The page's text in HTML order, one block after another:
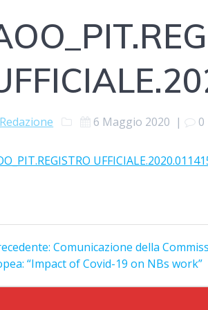
Redazione 6 Maggio 2020 | 0
Articolo
precedente:
Comunicazione della
“Impact of Covid-19 on NBs work”